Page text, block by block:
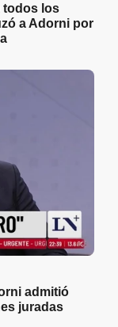
todos los
a Adorni por
admitió
juradas